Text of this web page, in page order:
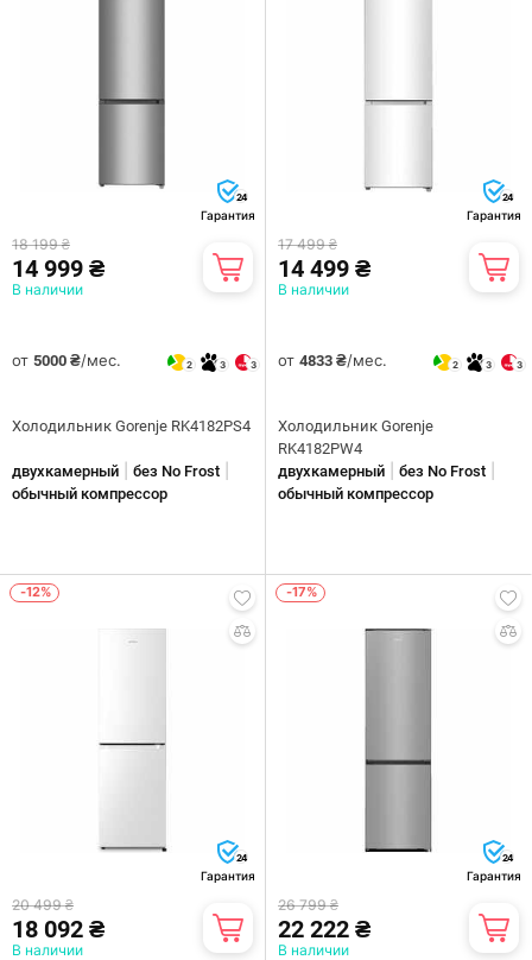
24
Гарантия
18 199 ₴
14 999 ₴
В наличии
от 5000 ₴/мес. 2 3 3
Холодильник Gorenje RK4182PS4
двухкамерный без No Frost
обычный компрессор
24
Гарантия
17 499 ₴
14 499 ₴
В наличии
от 4833 ₴/мес. 2 3 3
Холодильник Gorenje
RK4182PW4
двухкамерный
без No Frost
обычный компрессор
-12%
24
Гарантия
20 499 ₴
18 092 ₴
В наличии
-17%
24
Гарантия
26 799 ₴
22 222 ₴
В наличии